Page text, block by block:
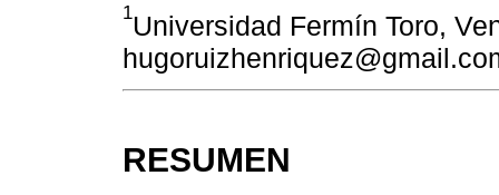
1Universidad Fermín Toro,
RESUMEN